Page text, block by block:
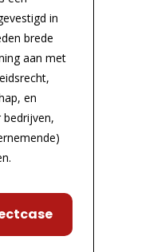
in
brede
aan met
en